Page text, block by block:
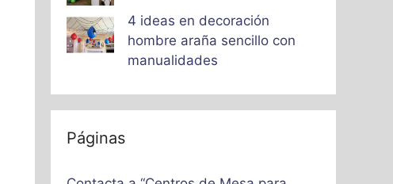
4 ideas en decoración
hombre araña sencillo con
manualidades
Páginas